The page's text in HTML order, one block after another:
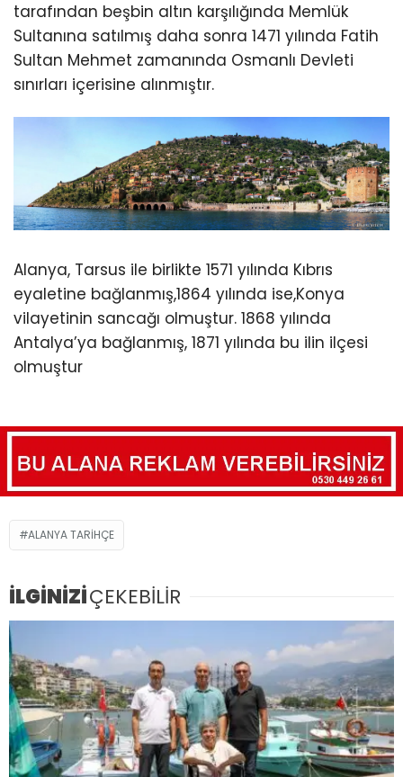
tarafından beşbin altın karşılığında Memlük
Sultanına satılmış daha sonra 1471 yılında Fatih
Sultan Mehmet zamanında Osmanlı Devleti
sınırları içerisine alınmıştır.
Alanya, Tarsus ile birlikte 1571 yılında Kıbrıs
eyaletine bağlanmış,1864 yılında ise,Konya
vilayetinin sancağı olmuştur. 1868 yılında
Antalya’ya bağlanmış, 1871 yılında bu ilin ilçesi
olmuştur
ALANYA TARIHÇE
İLGİNİZİÇEKEBİLİR